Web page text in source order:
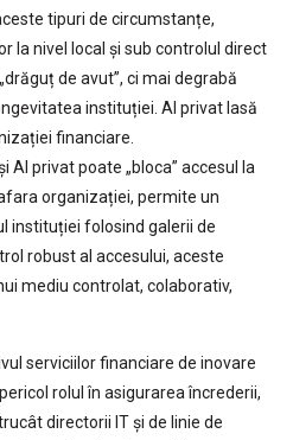
tipuri de circumstanțe,
la nivel local și sub controlul direct
de avut”, ci mai degrabă
instituției. AI privat lasă
financiare.
AI privat poate „bloca” accesul la
organizației, permite un
instituției folosind galerii de
robust al accesului, aceste
mediu controlat, colaborativ,
serviciilor financiare de inovare
rolul în asigurarea încrederii,
directorii IT și de linie de